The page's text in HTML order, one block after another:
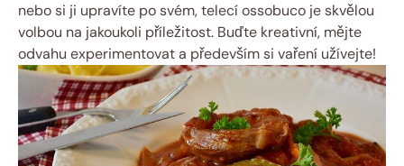
nebo si ji upravíte po svém, telecí ossobuco je skvělou
volbou na jakoukoli příležitost. Buďte kreativní, mějte
odvahu experimentovat a především si vaření užívejte!